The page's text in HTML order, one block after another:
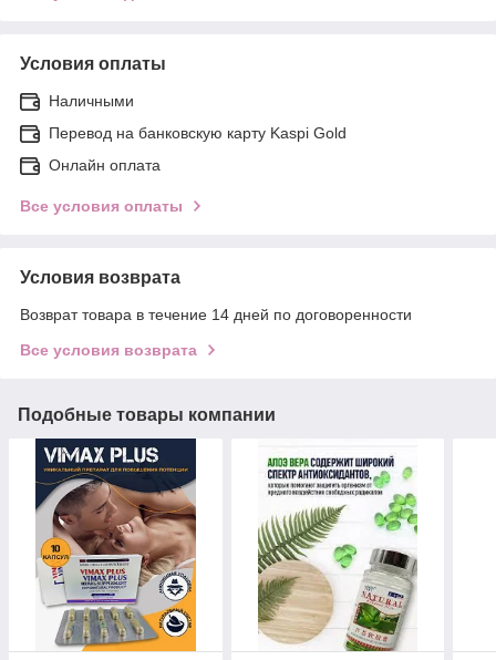
Условия оплаты
Наличными
Перевод на банковскую карту Kaspi Gold
Онлайн оплата
Все условия оплаты
Условия возврата
Возврат товара в течение 14 дней по договоренности
Все условия возврата
Подобные товары компании